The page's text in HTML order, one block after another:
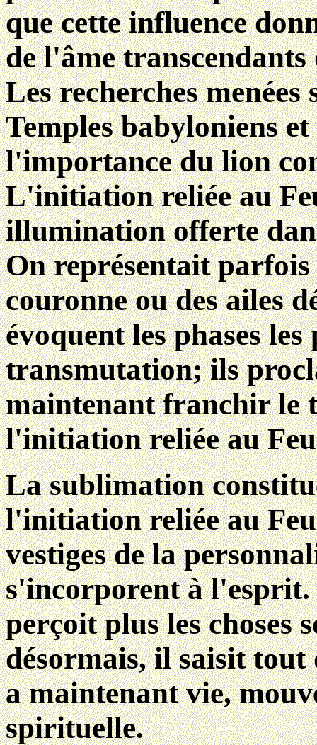
que cette influence
de l'âme
Les recherches menées
Temples babyloniens
l'importance du lion
L'initiation reliée au
illumination offerte
On représentait
couronne ou des ailes
évoquent les phases les
transmutation; ils
maintenant franchir le
l'initiation reliée au
La sublimation
l'initiation reliée au
vestiges de la
s'incorporent à l'esprit.
perçoit plus les choses
désormais, il saisit
a maintenant vie,
spirituelle.